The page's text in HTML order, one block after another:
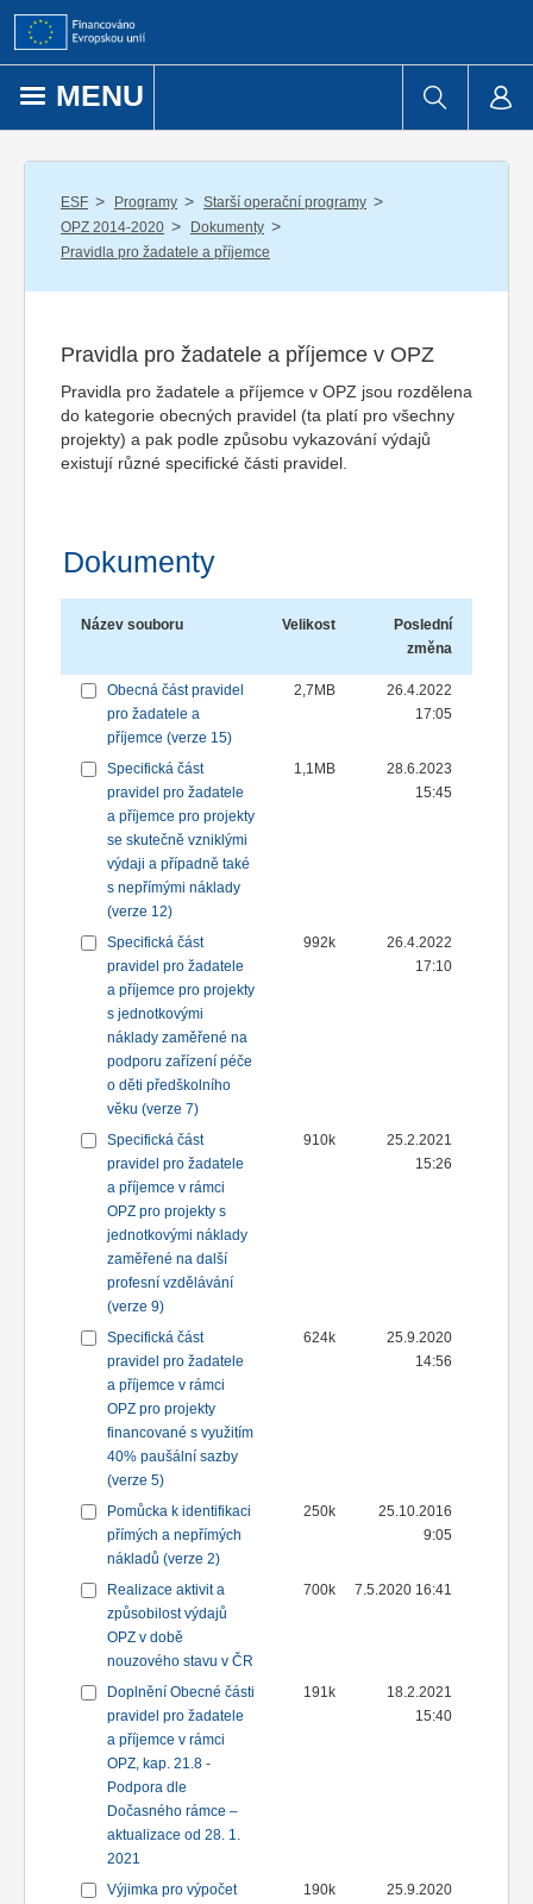
Přejít k obsahu
MENU
ESF / Programy / Starší operační programy /
OPZ 2014-2020 / Dokumenty /
Pravidla pro žadatele a příjemce
Pravidla pro žadatele a příjemce v OPZ
Pravidla pro žadatele a příjemce v OPZ jsou rozdělena
do kategorie obecných pravidel (ta platí pro všechny
projekty) a pak podle způsobu vykazování výdajů
existují různé specifické části pravidel.
Dokumenty
Název souboru Velikost
Poslední
změna
Obecná část pravidel
pro žadatele a
příjemce (verze 15)
2,7MB
26.4.2022
17:05
Specifická část
pravidel pro žadatele
a příjemce pro projekty
se skutečně vzniklými
výdaji a případně také
s nepřímými náklady
(verze 12)
1,1MB
28.6.2023
15:45
Specifická část
pravidel pro žadatele
a příjemce pro projekty
s jednotkovými
náklady zaměřené na
podporu zařízení péče
o děti předškolního
věku (verze 7)
992k
26.4.2022
17:10
Specifická část
pravidel pro žadatele
a příjemce v rámci
OPZ pro projekty s
jednotkovými náklady
zaměřené na další
profesní vzdělávání
(verze 9)
910k
25.2.2021
15:26
Specifická část
pravidel pro žadatele
a příjemce v rámci
OPZ pro projekty
financované s využitím
40% paušální sazby
(verze 5)
624k
25.9.2020
14:56
Pomůcka k identifikaci
přímých a nepřímých
nákladů (verze 2)
250k
25.10.2016
9:05
Realizace aktivit a
způsobilost výdajů
OPZ v době
nouzového stavu v ČR
700k 7.5.2020 16:41
Doplnění Obecné části
pravidel pro žadatele
a příjemce v rámci
OPZ, kap. 21.8 -
Podpora dle
Dočasného rámce –
aktualizace od 28. 1.
2021
191k
18.2.2021
15:40
Výjimka pro výpočet
190k
25.9.2020